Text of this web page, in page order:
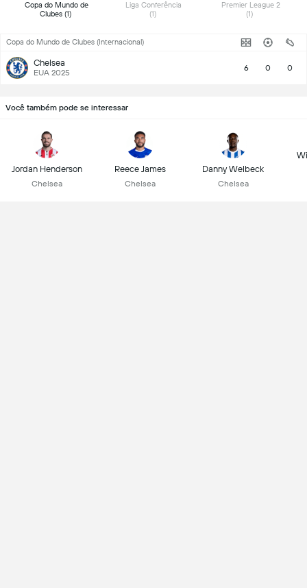
Copa do Mundo de
Clubes (1)
Liga Conferência
(1)
Premier League 2
Copa do Mundo de Clubes (Internacional)
Chelsea
EUA 2025 6 0 0
Você também pode se interessar
Jordan Henderson
Chelsea
Reece James
Chelsea
Danny Welbeck
Chelsea